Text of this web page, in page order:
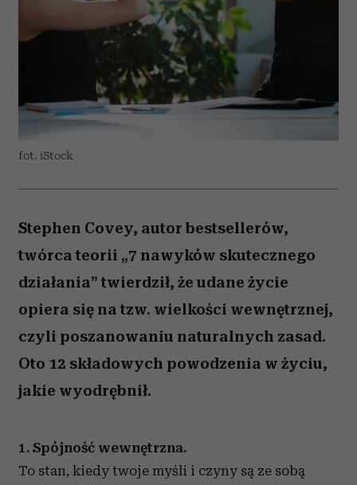
fot. iStock
Stephen Covey, autor bestsellerów,
twórca teorii „7 nawyków skutecznego
działania” twierdził, że udane życie
opiera się na tzw. wielkości wewnętrznej,
czyli poszanowaniu naturalnych zasad.
Oto 12 składowych powodzenia w życiu,
jakie wyodrębnił.
1. Spójność wewnętrzna.
To stan, kiedy twoje myśli i czyny są ze sobą